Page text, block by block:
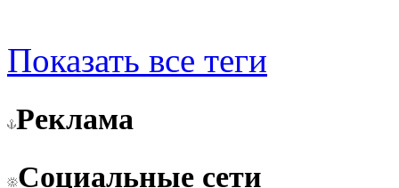
Показать все теги
Реклама
Социальные сети